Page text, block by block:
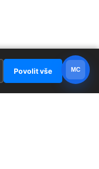
Povolit vše MC